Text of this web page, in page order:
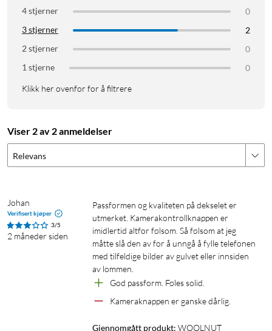
Etuiet er kompatibelt med MagSafe og trådløs lading takket
problemfritt med alt MagSafe-tilbehør.
Spesifikasjoner
Passer iPhone 17 Pro
Dybde: 1,2 cm
Vekt: 36 g
Materiale: Fullnarvet skinn, TPU, PC, aluminium, mikrofiber
I pakken
1x WOOLNUT skinnetui for iPhone 17 Pro
4 stjerner
0
3 stjerner
2
2 stjerner
0
1 stjerne
0
Klikk her ovenfor for å filtrere
Viser 2 av 2 anmeldelser
Relevans
Johan
Verifisert kjøper
3/5
2 måneder siden
Passformen og kvaliteten på dekselet er
utmerket. Kamerakontrollknappen er
imidlertid altfor følsom. Så følsom at jeg
måtte slå den av for å unngå å fylle telefonen
med tilfeldige bilder av gulvet eller innsiden
av lommen.
God passform. Føles solid.
Kameraknappen er ganske dårlig.
Gjennomgått produkt: WOOLNUT